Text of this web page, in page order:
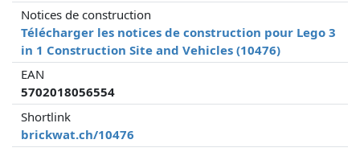
Notices de construction
Télécharger les notices de construction pour Lego 3
in 1 Construction Site and Vehicles (10476)
EAN
5702018056554
Shortlink
brickwat.ch/10476